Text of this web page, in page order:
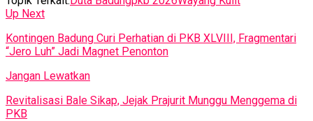
Up Next
Kontingen Badung Curi Perhatian di PKB XLVIII, Fragmentari
“Jero Luh” Jadi Magnet Penonton
Jangan Lewatkan
Revitalisasi Bale Sikap, Jejak Prajurit Munggu Menggema di
PKB